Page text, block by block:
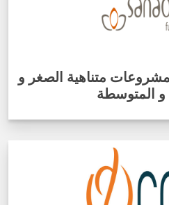
متناهية الصغر و
و المتوسطة